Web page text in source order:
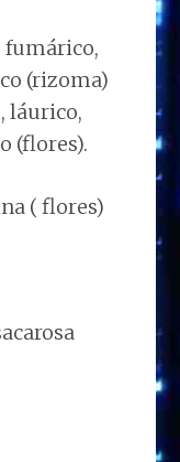
fumárico,
(rizoma)
láurico,
(flores).
( flores)